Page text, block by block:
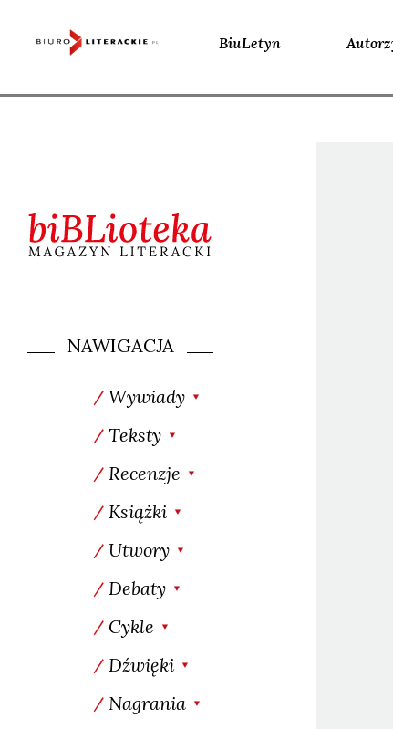
BiuLetyn
NAWIGACJA
Wywiady
Teksty
Recenzje
Książki
Utwory
Debaty
Cykle
Dźwięki
Nagrania